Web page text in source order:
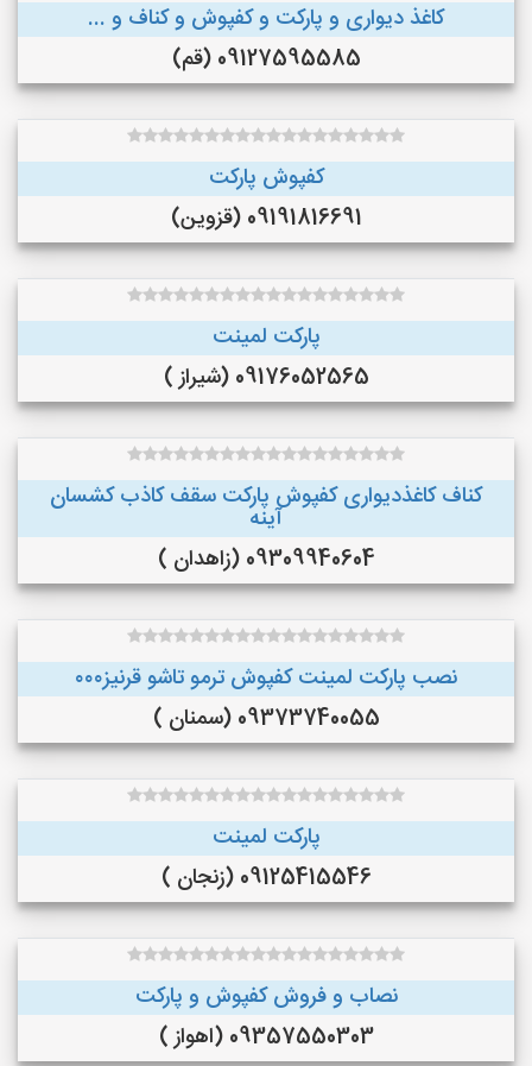
کاغذ دیواری و پارکت و کفپوش و کناف و ...
09127595585 (قم)
کفپوش پارکت
09191816691 (قزوین)
پارکت لمینت
09176052565 (شیراز )
کناف کاغذدیواری کفپوش پارکت سقف کاذب کشسان
آینه
09309940604 (زاهدان )
نصب پارکت لمینت کفپوش ترمو تاشو قرنیز۰۰۰
09373740055 (سمنان )
پارکت لمینت
09125415546 (زنجان )
نصاب و فروش کفپوش و پارکت
09357550303 (اهواز )